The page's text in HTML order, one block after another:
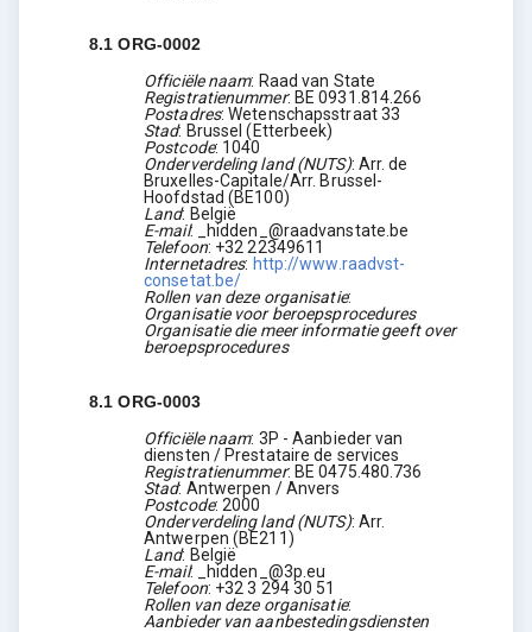
8.1ORG-0002
Officiële naam: Raad van State
Registratienummer: BE 0931.814.266
Postadres:Wetenschapsstraat 33
Stad: Brussel (Etterbeek)
Postcode: 1040
Onderverdeling land (NUTS): Arr. de
Bruxelles-Capitale/Arr. Brussel-
Hoofdstad (BE100)
Land: België
E-mail:
_hidden_@raadvanstate.be
Telefoon: +32 22349611
Internetadres: http://www.raadvst-
consetat.be/
Rollen van deze organisatie:
Organisatie voor beroepsprocedures
Organisatie die meer informatie geeft over
beroepsprocedures
8.1ORG-0003
Officiële naam: 3P - Aanbieder van
diensten / Prestataire de services
Registratienummer: BE 0475.480.736
Stad: Antwerpen / Anvers
Postcode:2000
Onderverdeling land (NUTS): Arr.
Antwerpen (BE211)
Land: België
E-mail:
_hidden_@3p.eu
Telefoon: +32 3 294 30 51
Rollen van deze organisatie:
Aanbieder van aanbestedingsdiensten